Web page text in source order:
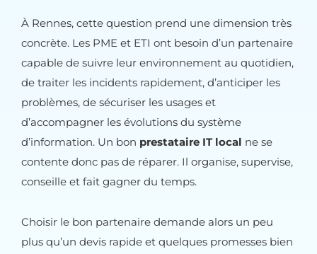
À Rennes, cette question prend une dimension très
concrète. Les PME et ETI ont besoin d’un partenaire
capable de suivre leur environnement au quotidien,
de traiter les incidents rapidement, d’anticiper les
problèmes, de sécuriser les usages et
d’accompagner les évolutions du système
d’information. Un bon prestataire IT local ne se
contente donc pas de réparer. Il organise, supervise,
conseille et fait gagner du temps.
Choisir le bon partenaire demande alors un peu
plus qu’un devis rapide et quelques promesses bien